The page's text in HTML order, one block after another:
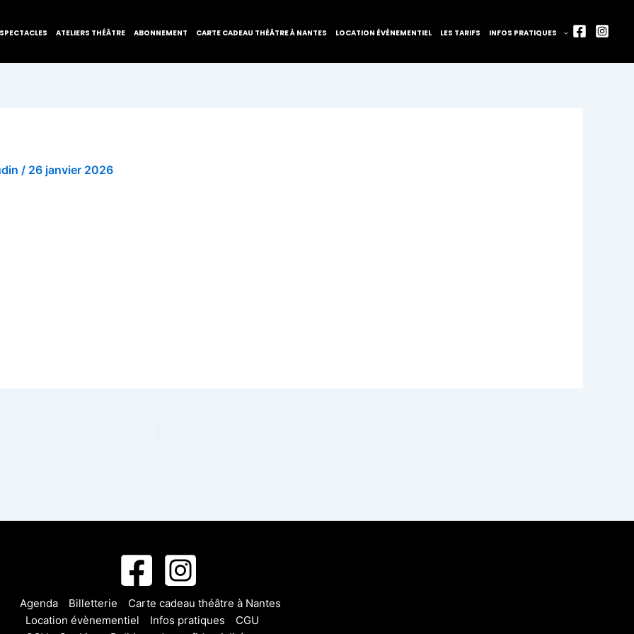
SPECTACLES ATELIERS THÉÂTRE ABONNEMENT CARTE CADEAU THÉÂTRE À NANTES LOCATION ÉVÈNEMENTIEL LES TARIFS INFOS PRATIQUES
/ 26 janvier 2026
Agenda Billetterie
Carte cadeau théâtre à Nantes
Location évènementiel
Infos pratiques
CGU